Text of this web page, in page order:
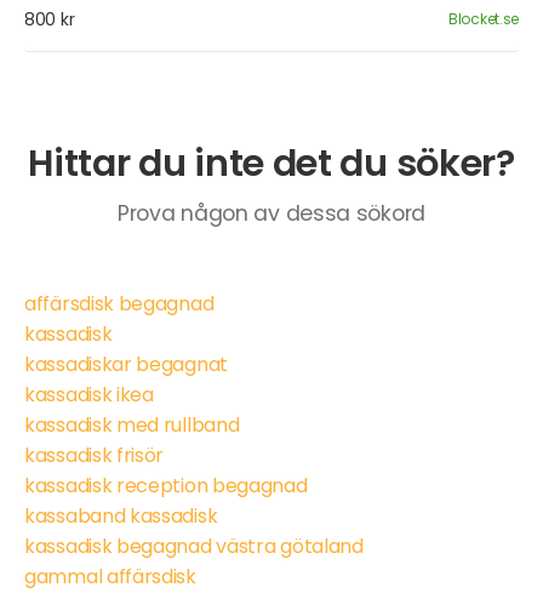
800 kr Blocket.se
Hittar du inte det du söker?
Prova någon av dessa sökord
affärsdisk begagnad
kassadisk
kassadiskar begagnat
kassadisk ikea
kassadisk med rullband
kassadisk frisör
kassadisk reception begagnad
kassaband kassadisk
kassadisk begagnad västra götaland
gammal affärsdisk